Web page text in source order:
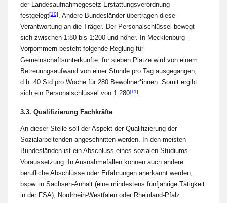
der Landesaufnahmegesetz-Erstattungsverordnung
festgelegt[10]. Andere Bundesländer übertragen diese
Verantwortung an die Träger. Der Personalschlüssel bewegt
sich zwischen 1:80 bis 1:200 und höher. In Mecklenburg-
Vorpommern besteht folgende Reglung für
Gemeinschaftsunterkünfte: für sieben Plätze wird von einem
Betreuungsaufwand von einer Stunde pro Tag ausgegangen,
d.h. 40 Std pro Woche für 280 Bewohner*innen. Somit ergibt
sich ein Personalschlüssel von 1:280[11].
3.3. Qualifizierung Fachkräfte
An dieser Stelle soll der Aspekt der Qualifizierung der
Sozialarbeitenden angeschnitten werden. In den meisten
Bundesländen ist ein Abschluss eines sozialen Studiums
Voraussetzung. In Ausnahmefällen können auch andere
berufliche Abschlüsse oder Erfahrungen anerkannt werden,
bspw. in Sachsen-Anhalt (eine mindestens fünfjährige Tätigkeit
in der FSA), Nordrhein-Westfalen oder Rheinland-Pfalz.